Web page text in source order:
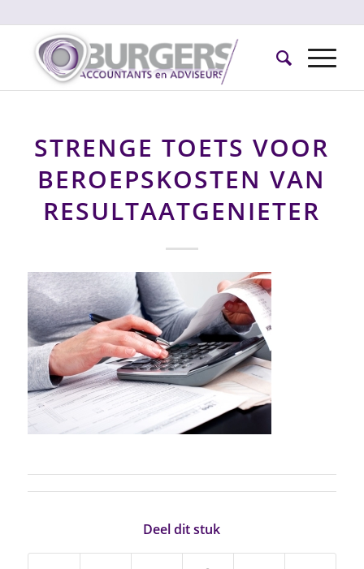
STRENGE TOETS VOOR
BEROEPSKOSTEN VAN
RESULTAATGENIETER
Deel dit stuk